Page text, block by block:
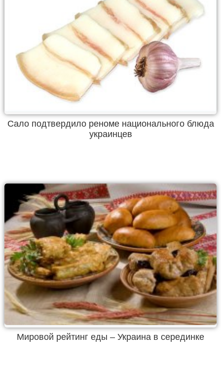
Сало подтвердило реноме национального блюда
украинцев
Мировой рейтинг еды – Украина в серединке